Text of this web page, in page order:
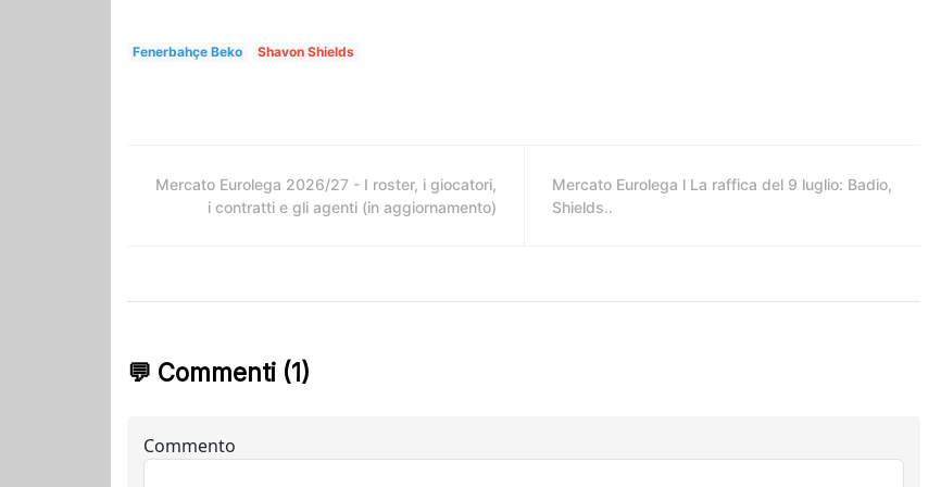
Fenerbahçe Beko Shavon Shields
Mercato Eurolega 2026/27 - I roster, i giocatori,
i contratti e gli agenti (in aggiornamento)
Mercato Eurolega l La raffica del 9 luglio: Badio,
Shields..
💬 Commenti (1)